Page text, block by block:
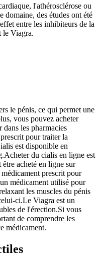
l'athérosclérose ou
domaine, des études ont été
entre les inhibiteurs de la
le Viagra.
le pénis, ce qui permet une
vous pouvez acheter
les pharmacies
pour traiter la
est disponible en
du cialis en ligne est
acheté en ligne sur
prescrit pour
médicament utilisé pour
les muscles du pénis
ci.Le Viagra est un
de l'érection.Si vous
de comprendre les
médicament.